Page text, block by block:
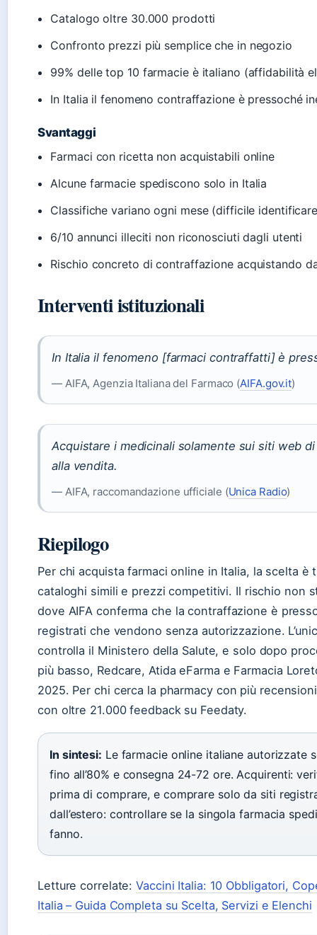
Catalogo oltre 30.000 prodotti
Confronto prezzi più semplice che in negozio
99% delle top 10 farmacie è italiano (affidabilità
In Italia il fenomeno contraffazione è pressoché
Svantaggi
Farmaci con ricetta non acquistabili online
Alcune farmacie spediscono solo in Italia
Classifiche variano ogni mese (difficile
6/10 annunci illeciti non riconosciuti dagli utenti
Rischio concreto di contraffazione acquistando
Interventi istituzionali
In Italia il fenomeno [farmaci contraffatti] è
— AIFA, Agenzia Italiana del Farmaco (AIFA.gov.it)
Acquistare i medicinali solamente sui siti web
alla vendita.
— AIFA, raccomandazione ufficiale (Unica Radio)
Riepilogo
Per chi acquista farmaci online in Italia, la scelta
cataloghi simili e prezzi competitivi. Il rischio non
dove AIFA conferma che la contraffazione è
registrati che vendono senza autorizzazione.
controlla il Ministero della Salute, e solo dopo
più basso, Redcare, Atida eFarma e Farmacia
2025. Per chi cerca la pharmacy con più
con oltre 21.000 feedback su Feedaty.
In sintesi: Le farmacie online italiane autorizzate
fino all’80% e consegna 24-72 ore. Acquirenti:
prima di comprare, e comprare solo da siti
dall’estero: controllare se la singola farmacia
fanno.
Letture correlate:Vaccini Italia: 10 Obbligatori,
Italia – Guida Completa su Scelta, Servizi e Elenchi